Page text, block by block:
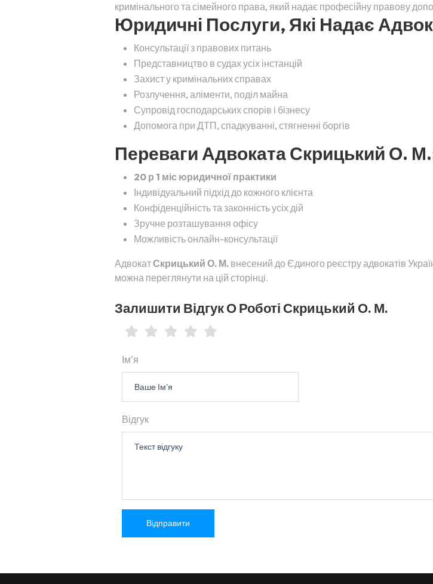
кримінального та сімейного права, який надає професійну правову
Юридичні Послуги, Які Надає
Консультації з правових питань
Представництво в судах усіх інстанцій
Захист у кримінальних справах
Розлучення, аліменти, поділ майна
Супровід господарських спорів і бізнесу
Допомога при ДТП, спадкуванні, стягненні боргів
Переваги Адвоката Скрицький О.
20 р 1 міс юридичної практики
Індивідуальний підхід до кожного клієнта
Конфіденційність та законність усіх дій
Зручне розташування офісу
Можливість онлайн-консультації
АдвокатСкрицький О. М. внесений до Єдиного реєстру адвокатів
можна переглянути на цій сторінці.
Залишити Відгук О Роботі Скрицький О. М.
Ім'я
Відгук